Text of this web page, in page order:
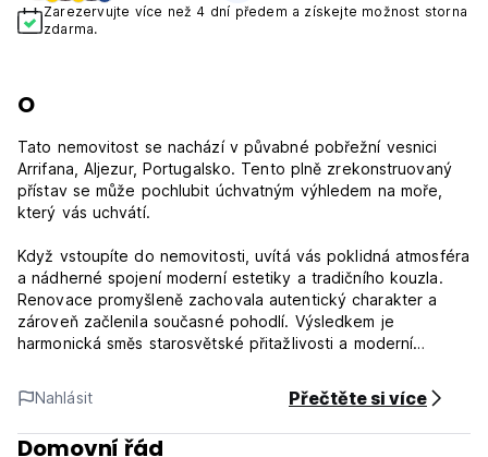
Zarezervujte více než 4 dní předem a získejte možnost storna
zdarma.
O
Tato nemovitost se nachází v půvabné pobřežní vesnici
Arrifana, Aljezur, Portugalsko. Tento plně zrekonstruovaný
přístav se může pochlubit úchvatným výhledem na moře,
který vás uchvátí.
Když vstoupíte do nemovitosti, uvítá vás poklidná atmosféra
a nádherné spojení moderní estetiky a tradičního kouzla.
Renovace promyšleně zachovala autentický charakter a
zároveň začlenila současné pohodlí. Výsledkem je
harmonická směs starosvětské přitažlivosti a moderní
Vrcholem této pozoruhodné nemovitosti je bezpochyby
úžasný výhled na moře. Ať už se povalujete ve vkusně
navrženém obývacím pokoji nebo si vychutnáváte jídlo ve
Nahlásit Přečtěte si více
Domovní řád